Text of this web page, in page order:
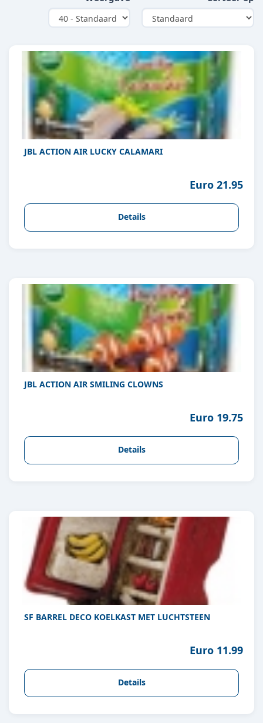
JBL ACTION AIR LUCKY CALAMARI
Euro 21.95
Details
JBL ACTION AIR SMILING CLOWNS
Euro 19.75
Details
SF BARREL DECO KOELKAST MET LUCHTSTEEN
Euro 11.99
Details